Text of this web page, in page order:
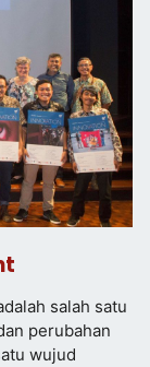
salah satu
perubahan
wujud